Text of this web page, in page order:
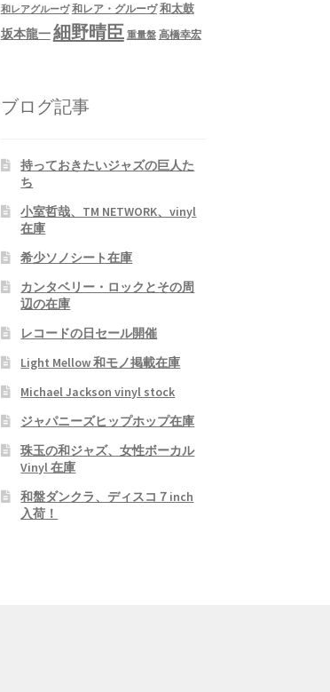
和レアグルーヴ 和レア・グルーヴ 和太鼓
坂本龍一細野晴臣 重量盤 高橋幸宏
ブログ記事
持っておきたいジャズの巨人た
ち
小室哲哉、TM NETWORK、vinyl
在庫
希少ソノシート在庫
カンタベリー・ロックとその周
辺の在庫
レコードの日セール開催
Light Mellow 和モノ掲載在庫
Michael Jackson vinyl stock
ジャパニーズヒップホップ在庫
珠玉の和ジャズ、女性ボーカル
Vinyl 在庫
和盤ダンクラ、ディスコ７inch
入荷！